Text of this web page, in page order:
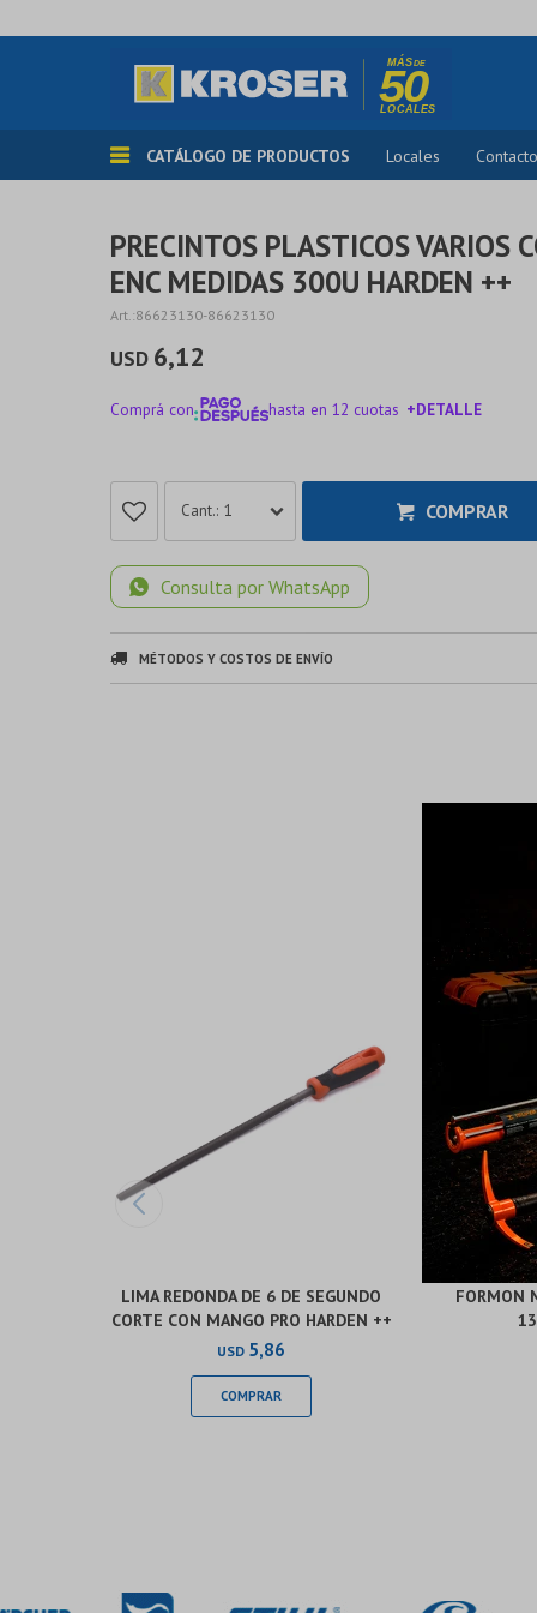
CATÁLOGO DE PRODUCTOS Locales Contacto
PRECINTOS PLASTICOS VARIOS
ENC MEDIDAS 300U HARDEN ++
86623130-86623130
USD 6,12
Comprá con hasta en 12 cuotas +DETALLE
1 COMPRAR
Consulta por WhatsApp
MÉTODOS Y COSTOS DE ENVÍO
LIMA REDONDA DE 6 DE SEGUNDO
CORTE CON MANGO PRO HARDEN ++
USD 5,86
FORMON